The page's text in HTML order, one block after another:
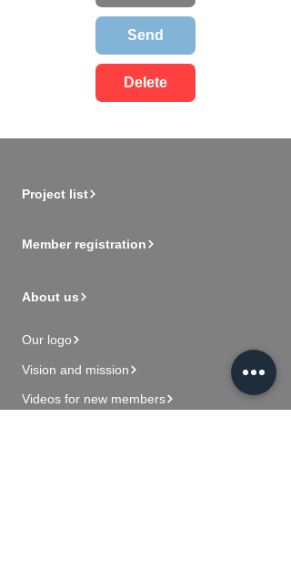
Send
Delete
Project list
Member registration
About us
Our logo
Vision and mission
Videos for new members